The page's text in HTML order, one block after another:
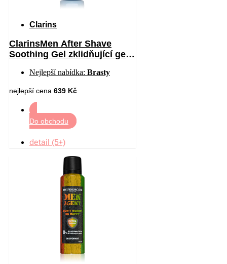
Clarins
ClarinsMen After Shave
Soothing Gel zklidňující gel
Nejlepší nabídka: Brasty
nejlepší cena 639 Kč
Do obchodu
detail (5+)